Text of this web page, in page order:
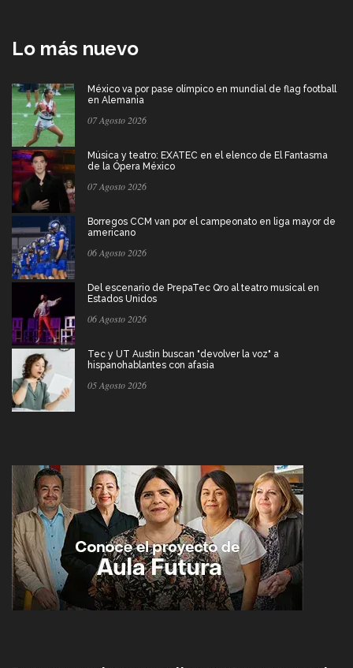
Lo más nuevo
México va por pase olímpico en mundial de flag football
en Alemania
07 Agosto 2026
Música y teatro: EXATEC en el elenco de El Fantasma
de la Ópera México
07 Agosto 2026
Borregos CCM van por el campeonato en liga mayor de
americano
06 Agosto 2026
Del escenario de PrepaTec Qro al teatro musical en
Estados Unidos
06 Agosto 2026
Tec y UT Austin buscan "devolver la voz" a
hispanohablantes con afasia
05 Agosto 2026